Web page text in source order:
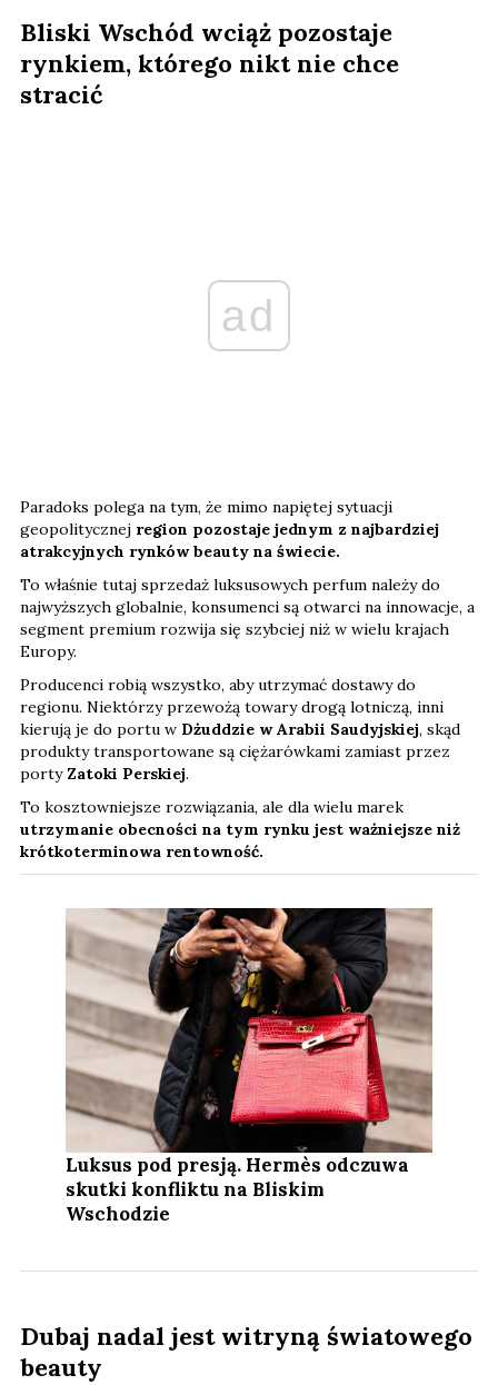
Bliski Wschód wciąż pozostaje
rynkiem, którego nikt nie chce
stracić
ad
Paradoks polega na tym, że mimo napiętej sytuacji
geopolitycznej region pozostaje jednym z najbardziej
atrakcyjnych rynków beauty na świecie.
To właśnie tutaj sprzedaż luksusowych perfum należy do
najwyższych globalnie, konsumenci są otwarci na innowacje, a
segment premium rozwija się szybciej niż w wielu krajach
Europy.
Producenci robią wszystko, aby utrzymać dostawy do
regionu. Niektórzy przewożą towary drogą lotniczą, inni
kierują je do portu w Dżuddzie w Arabii Saudyjskiej, skąd
produkty transportowane są ciężarówkami zamiast przez
porty Zatoki Perskiej.
To kosztowniejsze rozwiązania, ale dla wielu marek
utrzymanie obecności na tym rynku jest ważniejsze niż
krótkoterminowa rentowność.
Luksus pod presją. Hermès odczuwa
skutki konfliktu na Bliskim
Wschodzie
Dubaj nadal jest witryną światowego
beauty